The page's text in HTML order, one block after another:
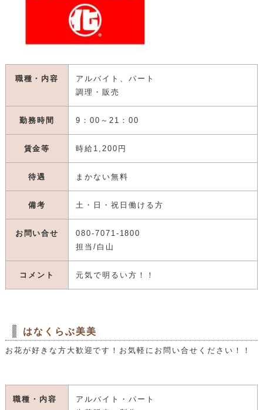
職種・内容
アルバイト、パート
調理・販売
勤務時間 9：00～21：00
賃金等 時給1,200円
待遇 まかない無料
備考 土・日・祝日働ける方
お問い合せ
080-7071-1800
担当/白山
コメント 元気で明るい方！！
はなくらぶ美美
お花が好きな方大歓迎です！お気軽にお問い合せください！！